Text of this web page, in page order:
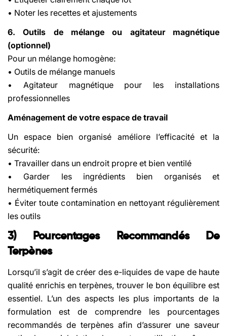
• Noter les recettes et ajustements
6. Outils de mélange ou agitateur magnétique
(optionnel)
Pour un mélange homogène:
• Outils de mélange manuels
• Agitateur magnétique pour les installations
professionnelles
Aménagement de votre espace de travail
Un espace bien organisé améliore l’efficacité et la
sécurité:
• Travailler dans un endroit propre et bien ventilé
• Garder les ingrédients bien organisés et
hermétiquement fermés
• Éviter toute contamination en nettoyant régulièrement
les outils
3) Pourcentages Recommandés De
Terpènes
Lorsqu’il s’agit de créer des e-liquides de vape de haute
qualité enrichis en terpènes, trouver le bon équilibre est
essentiel. L’un des aspects les plus importants de la
formulation est de comprendre les pourcentages
recommandés de terpènes afin d’assurer une saveur